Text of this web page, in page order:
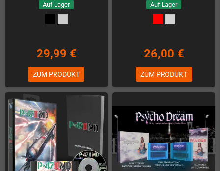
Auf Lager
29,99 €
ZUM PRODUKT
Auf Lager
26,00 €
ZUM PRODUKT